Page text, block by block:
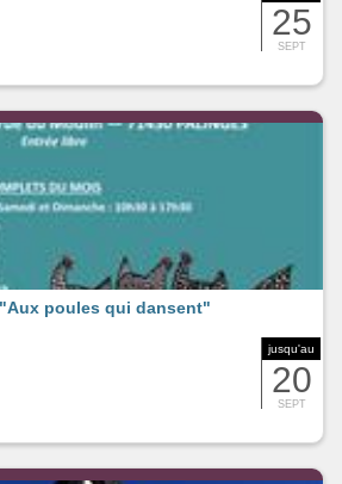
25
SEPT
jusqu'au
20
SEPT
poules qui dansent"